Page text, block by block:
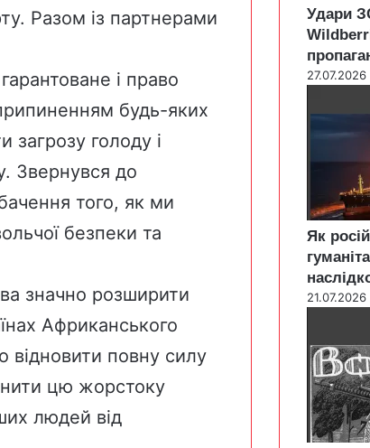
Разом із партнерами
і право
будь-яких
загрозу голоду і
Звернувся до
того, як ми
безпеки та
значно розширити
Африканського
відновити повну силу
цю жорстоку
людей від
Удари
27.07.2026
Як
21.07.2026